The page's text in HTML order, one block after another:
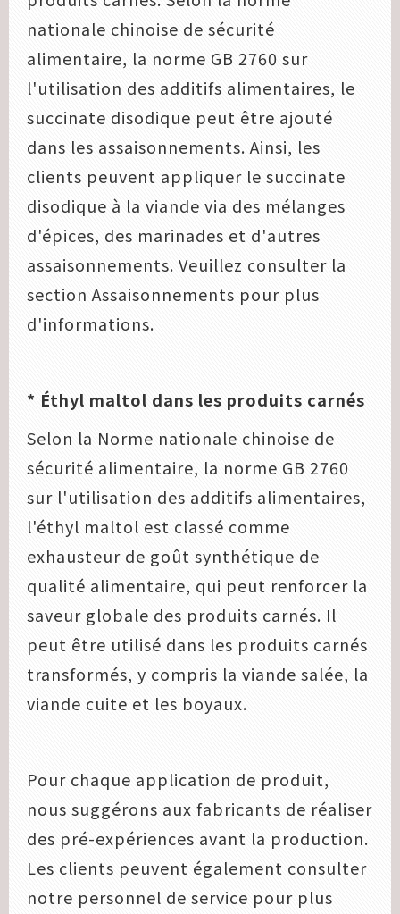
nationale chinoise de sécurité
alimentaire, la norme GB 2760 sur
l'utilisation des additifs alimentaires, le
succinate disodique peut être ajouté
dans les assaisonnements. Ainsi, les
clients peuvent appliquer le succinate
disodique à la viande via des mélanges
d'épices, des marinades et d'autres
assaisonnements. Veuillez consulter la
section Assaisonnements pour plus
d'informations.
* Éthyl maltol dans les produits carnés
Selon la Norme nationale chinoise de
sécurité alimentaire, la norme GB 2760
sur l'utilisation des additifs alimentaires,
l'éthyl maltol est classé comme
exhausteur de goût synthétique de
qualité alimentaire, qui peut renforcer la
saveur globale des produits carnés. Il
peut être utilisé dans les produits carnés
transformés, y compris la viande salée, la
viande cuite et les boyaux.
Pour chaque application de produit,
nous suggérons aux fabricants de réaliser
des pré-expériences avant la production.
Les clients peuvent également consulter
notre personnel de service pour plus